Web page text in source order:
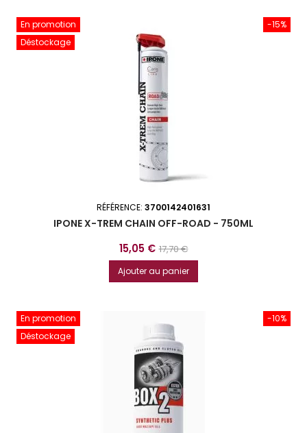
-15%
En promotion
Déstockage
RÉFÉRENCE: 3700142401631
IPONE X-TREM CHAIN OFF-ROAD - 750ML
Prix
15,05 € Prix
base
17,70 €
Ajouter au panier
-10%
En promotion
Déstockage